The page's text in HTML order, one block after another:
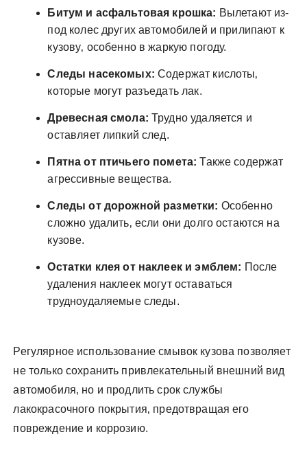
Битум и асфальтовая крошка: Вылетают из-
под колес других автомобилей и прилипают к
кузову‚ особенно в жаркую погоду.
Следы насекомых: Содержат кислоты‚
которые могут разъедать лак.
Древесная смола: Трудно удаляется и
оставляет липкий след.
Пятна от птичьего помета: Также содержат
агрессивные вещества.
Следы от дорожной разметки: Особенно
сложно удалить‚ если они долго остаются на
кузове.
Остатки клея от наклеек и эмблем: После
удаления наклеек могут оставаться
трудноудаляемые следы.
Регулярное использование смывок кузова позволяет
не только сохранить привлекательный внешний вид
автомобиля‚ но и продлить срок службы
лакокрасочного покрытия‚ предотвращая его
повреждение и коррозию.